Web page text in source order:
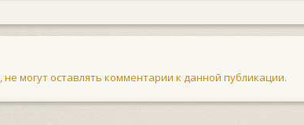
, не могут оставлять комментарии к данной публикации.